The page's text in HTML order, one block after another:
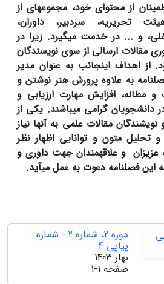
از محتوای خود، مجموعه­ای از
تحریریه، سردبیر، داوران،
و ... در خدمت می­گیرد. زیرا در
مقالات ارسالی از سوی نویسندگان
از اهداف اینجانب به عنوان مدیر
به علاوه پرورش هنر نوشتن و
مطاله، افزایش مهارت ارزیابی و
دانشجویان گرامی می­باشند. یکی از
مقالات علمی به آن­ها نیاز
و تحلیل متون و توانایی اظهار نظر
عزیزان و علاقه­مندان جهت داوری و
این فصلنامه دعوت به عمل می­آید.
دوره 2، شماره 2 - شماره
پیاپی 4
بهار 1403
صفحه 1-1